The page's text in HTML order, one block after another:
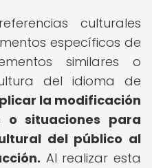
culturales
específicos de
similares o
del idioma de
la modificación
o situaciones para
del público al
Al realizar esta